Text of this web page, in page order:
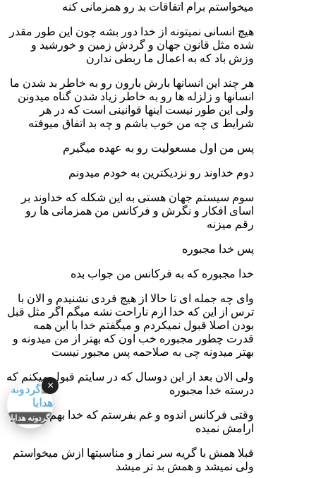
میخواستم برام اتفاقات بد رو همزمانی کنه
هیچ انسانی نمیتونه از خدا دور بشه چون این طور مقدر
شده مثل قانون جهان و گردش زمین و خورشید و
وزش باد که به اعمال ما ربطی ندارن
هر چند این انسانها بارش بارون رو به خاطر بد شدن ما
انسانها و زلزله ها رو به خاطر زیاد شدن گناه میدونن
ولی این طور نیست اینها قوانینی است که در هر
شرایط ی چه من خوب باشم و چه بد اتفاق میوفته
پس من اول مسعولیت رو به عهده میگیرم
دوم خداوند رو نزدیکترین به خودم میدونم
سوم سیستم جهان هستی به این شکله که خداوند بر
اسای افکار و نگرش و فرکانس من همزمانی ها رو
رقم میزنه
پس خدا مجبوره
خدا مجبوره که به فرکانس من جواب بده
وای چه جمله ای تا حالا از هیچ فردی نشنیدم و الان با
ترس از این که خدا ازم ناراحت نشه میگم اگر مثل قبل
بودن اصلا قبول نمیکردم و میگفتم خدا با این همه
قدرت چطور مجبوره خب اون که بهتر از من میدونه و
بهتر میدونه چی به صلاحمه پس مجبور نیست
ولی الان بعد از این دوسال که در سایتم قبول میکنم که
درسته خدا مجبوره
وقتی فرکانس اندوه و غم بفرستم که خدا بهم شادی و
ارامش نمیده
قبلا همش با گریه سر نماز و مناسبتها ازش میخواستم
ولی نمیشد و همش بد تر میشد
×
گردونه هدایا